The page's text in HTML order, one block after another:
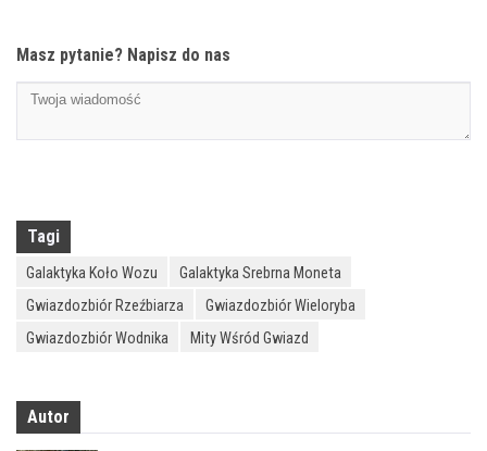
Masz pytanie? Napisz do nas
Tagi
Galaktyka Koło Wozu
Galaktyka Srebrna Moneta
Gwiazdozbiór Rzeźbiarza
Gwiazdozbiór Wieloryba
Gwiazdozbiór Wodnika
Mity Wśród Gwiazd
Autor